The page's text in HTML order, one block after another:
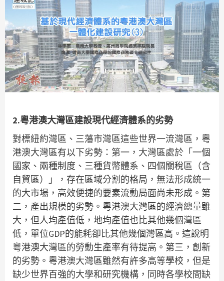
2.粵港澳大灣區建設現代經濟體系的劣勢
對標紐約灣區、三藩市灣區這些世界一流灣區，粵
港澳大灣區有以下劣勢：第一，大灣區處於「一個
國家、兩種制度、三種貨幣體系、四個關稅區（含
自貿區）」，存在區域分割的格局，無法形成統一
的大市場，高效便捷的要素流動局面尚未形成。第
二，產出規模的劣勢。粵港澳大灣區的經濟總量雖
大，但人均產值低，地均產值也比其他幾個灣區
低，單位GDP的能耗卻比其他幾個灣區高。這說明
粵港澳大灣區的勞動生產率有待提高。第三，創新
的劣勢。粵港澳大灣區雖然有許多高等學校，但是
缺少世界百強的大學和研究機構，同時各學校間缺